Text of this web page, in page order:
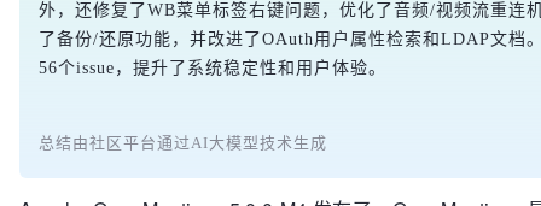
外，还修复了WB菜单标签右键问题，优化了音频/视频流重连
了备份/还原功能，并改进了OAuth用户属性检索和LDAP文档
56个issue，提升了系统稳定性和用户体验。
总结由社区平台通过AI大模型技术生成